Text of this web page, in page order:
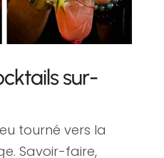
sur-
tourné vers la
Savoir-faire,